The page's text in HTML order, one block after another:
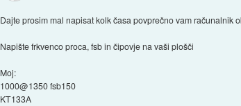
Dajte prosim mal napisat kolk časa povprečno vam računalnik
Napište frkvenco proca, fsb in čipovje na vaši plošči
Moj:
1000@1350 fsb150
KT133A